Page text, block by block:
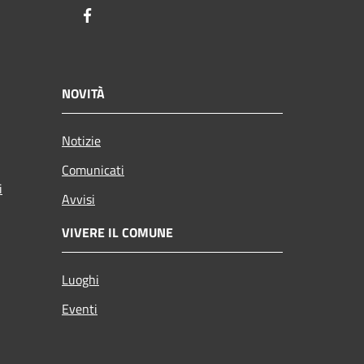
NOVITÀ
Notizie
Comunicati
Avvisi
VIVERE IL COMUNE
Luoghi
Eventi